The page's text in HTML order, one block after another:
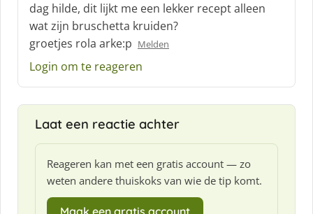
h
r
e
e
:
dag hilde, dit lijkt me een lekker recept alleen
wat zijn bruschetta kruiden?
groetjes rola arke:p Melden
Login om te reageren
Laat een reactie achter
Reageren kan met een gratis account — zo
weten andere thuiskoks van wie de tip komt.